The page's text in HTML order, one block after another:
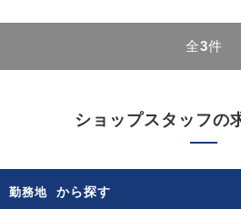
全3件
ショップスタッフの
勤務地 から探す